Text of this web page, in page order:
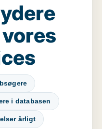
i databasen
årligt